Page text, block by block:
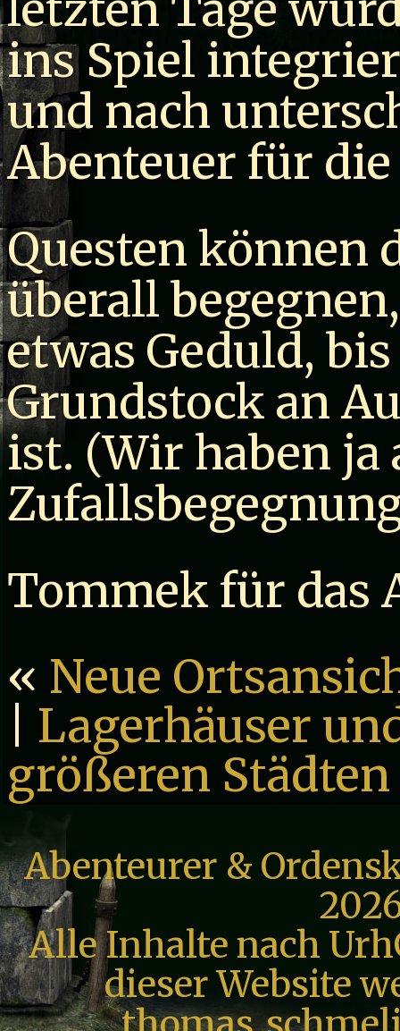
ins Spiel
und nach
Abenteuer für
Questen können
überall
etwas Geduld,
Grundstock an
ist. (Wir haben ja
Tommek für das
« Neue
Lagerhäuser
größeren Städten
Abenteurer &
Alle Inhalte nach
dieser Website